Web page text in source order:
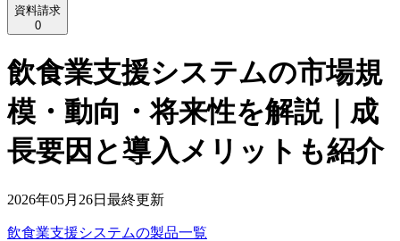
資料請求
0
飲食業支援システムの市場規
模・動向・将来性を解説｜成
長要因と導入メリットも紹介
2026年05月26日 最終更新
飲食業支援システムの製品一覧